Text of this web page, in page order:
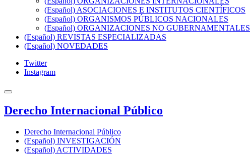
(Español) ASOCIACIONES E INSTITUTOS CIENTÍFICOS
(Español) ORGANISMOS PÚBLICOS NACIONALES
(Español) ORGANIZACIONES NO GUBERNAMENTALES
(Español) REVISTAS ESPECIALIZADAS
(Español) NOVEDADES
Twitter
Instagram
Derecho Internacional Público
Derecho Internacional Público
(Español) INVESTIGACIÓN
(Español) ACTIVIDADES